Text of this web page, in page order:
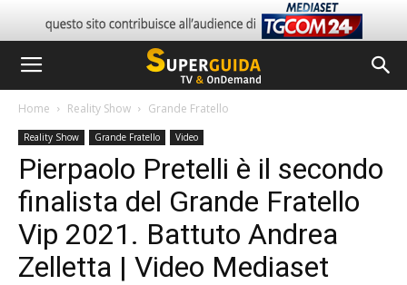
Home Reality Show Grande Fratello
Reality Show Grande Fratello Video
Pierpaolo Pretelli è il secondo
finalista del Grande Fratello
Vip 2021. Battuto Andrea
Zelletta | Video Mediaset